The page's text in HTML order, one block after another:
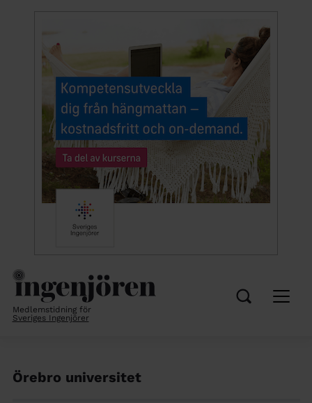
Medlemstidning för
Sveriges Ingenjörer
Örebro universitet